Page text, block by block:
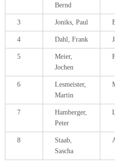
Bernd
3 Joniks, Paul
4 Dahl, Frank
5
Meier,
Jochen
6
Lesmeister,
Martin
7
Hamberger,
Peter
8
Staab,
Sascha